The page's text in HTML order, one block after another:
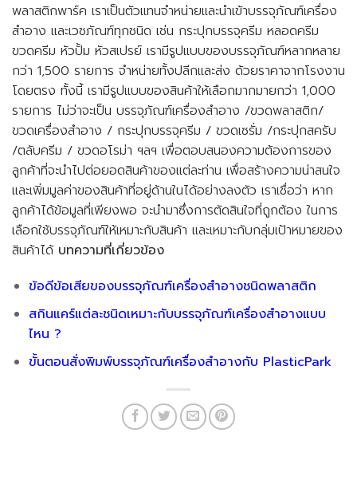
พลาสติกพาร์ค เราเป็นตัวแทนจำหน่ายและนำเข้าบรรจุภัณฑ์เครื่อง
สำอาง และเวชภัณฑ์ทุกชนิด เช่น กระปุกบรรจุครีม หลอดครีม
ขวดครีม หัวปั้ม หัวสเปรย์ เรามีรูปแบบของบรรจุภัณฑ์หลากหลาย
กว่า 1,500 รายการ จำหน่ายทั้งปลีกและส่ง ด้วยราคาจากโรงงาน
โดยตรง ทั้งนี้ เรามีรูปแบบของสินค้าให้เลือกมากมายกว่า 1,000
รายการ ไม่ว่าจะเป็น บรรจุภัณฑ์เครื่องสำอาง /ขวดพลาสติก/
ขวดเครื่องสำอาง / กระปุกบรรจุครีม / ขวดเซรั่ม /กระปุกสครับ
/ตลับครีม / ขวดอโรม่า ฯลฯ เพื่อตอบสนองความต้องการของ
ลูกค้าที่จะนำไปต่อยอดสินค้าของแต่ละท่าน เพื่อสร้างความน่าสนใจ
และเพิ่มมูลค่าของสินค้าที่อยู่ด้านในได้อย่างลงตัว เราเชื่อว่า หาก
ลูกค้าได้ข้อมูลที่เพียงพอ จะนำมาซึ่งการตัดสินใจที่ถูกต้อง ในการ
เลือกใช้บรรจุภัณฑ์ให้เหมาะกับสินค้า และเหมาะกับกลุ่มเป้าหมายของ
สินค้าได้ บทความที่เกี่ยวข้อง
ข้อดีข้อเสียของบรรจุภัณฑ์เครื่องสำอางชนิดพลาสติก
สกินแคร์แต่ละชนิดเหมาะกับบรรจุภัณฑ์เครื่องสำอางแบบ
ไหน ?
ขั้นตอนสั่งพิมพ์บรรจุภัณฑ์เครื่องสำอางกับ PlasticPark